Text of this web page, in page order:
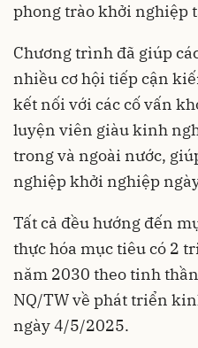
phong trào khởi nghiệp
Chương trình đã giúp
nhiều cơ hội tiếp cận
kết nối với các cố vấn
luyện viên giàu kinh
trong và ngoài nước,
nghiệp khởi nghiệp
Tất cả đều hướng đến
thực hóa mục tiêu có 2
năm 2030 theo tinh
NQ/TW về phát triển
ngày 4/5/2025.